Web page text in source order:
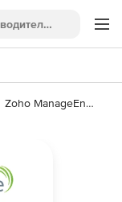
Zoho ManageEngine Exchange Reporter Plus